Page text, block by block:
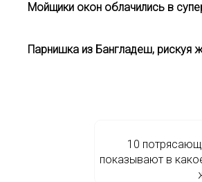
Мойщики окон облачились в
Парнишка из Бангладеш, рискуя
10
показывают в